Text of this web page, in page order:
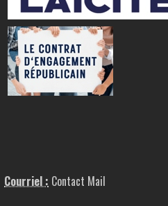
Courriel : Contact Mail